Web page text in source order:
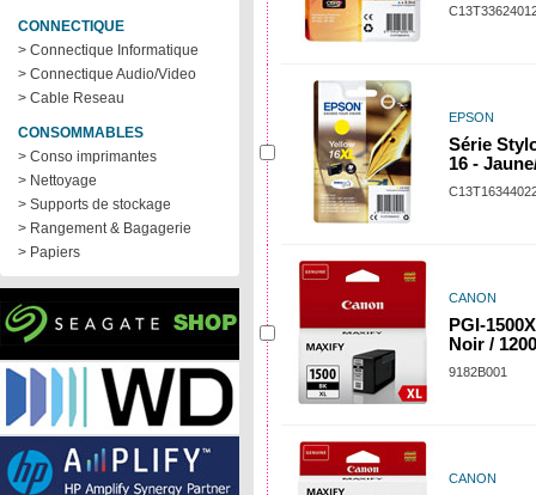
CONNECTIQUE
> Connectique Informatique
> Connectique Audio/Video
> Cable Reseau
CONSOMMABLES
> Conso imprimantes
> Nettoyage
> Supports de stockage
> Rangement & Bagagerie
> Papiers
EPSON
Série
16 -
CANON
PGI-
Noir /
9182B001
CANON